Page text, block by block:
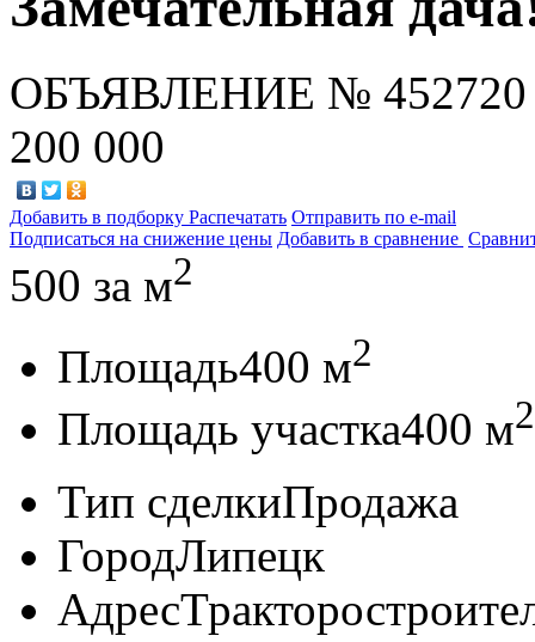
ОБЪЯВЛЕНИЕ № 452720
200 000
Добавить в подборку Распечатать Отправить по e-mail
Подписаться на снижение цены Добавить в сравнение
500 за м2
Площадь400 м2
Площадь участка400 м2
Тип сделкиПродажа
ГородЛипецк
Адрес